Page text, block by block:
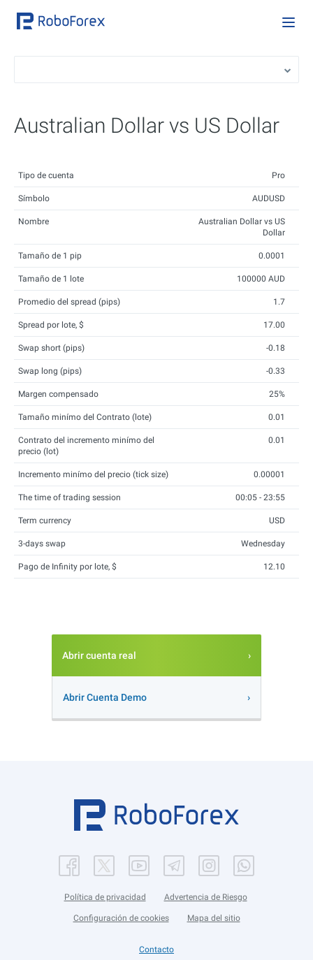
Australian Dollar vs US Dollar
Tipo de cuenta Pro
Símbolo AUDUSD
Nombre
Australian Dollar vs US
Dollar
Tamaño de 1 pip 0.0001
Tamaño de 1 lote 100000 AUD
Promedio del spread (pips) 1.7
Spread por lote, $ 17.00
Swap short (pips) -0.18
Swap long (pips) -0.33
Margen compensado 25%
Tamaño minímo del Contrato (lote) 0.01
Contrato del incremento minímo del
precio (lot)
0.01
Incremento minímo del precio (tick size) 0.00001
The time of trading session 00:05 - 23:55
Term currency USD
3-days swap Wednesday
Pago de Infinity por lote, $ 12.10
Abrir cuenta real
Abrir Cuenta Demo
Política de privacidad Advertencia de Riesgo
Configuración de cookies Mapa del sitio
Contacto